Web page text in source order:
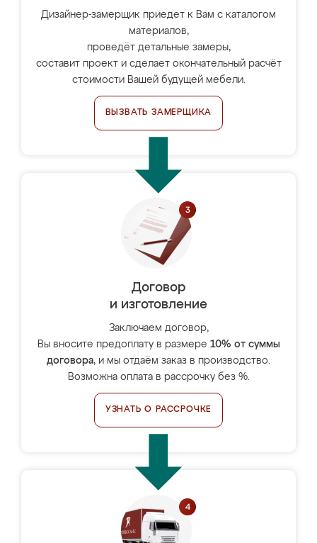
Дизайнер-замерщик приедет к Вам с каталогом
материалов,
проведёт детальные замеры,
составит проект и сделает окончательный расчёт
стоимости Вашей будущей мебели.
ВЫЗВАТЬ ЗАМЕРЩИКА
Договор
и изготовление
Заключаем договор,
Вы вносите предоплату в размере 10% от суммы
договора, и мы отдаём заказ в производство.
Возможна оплата в рассрочку без %.
УЗНАТЬ О РАССРОЧКЕ